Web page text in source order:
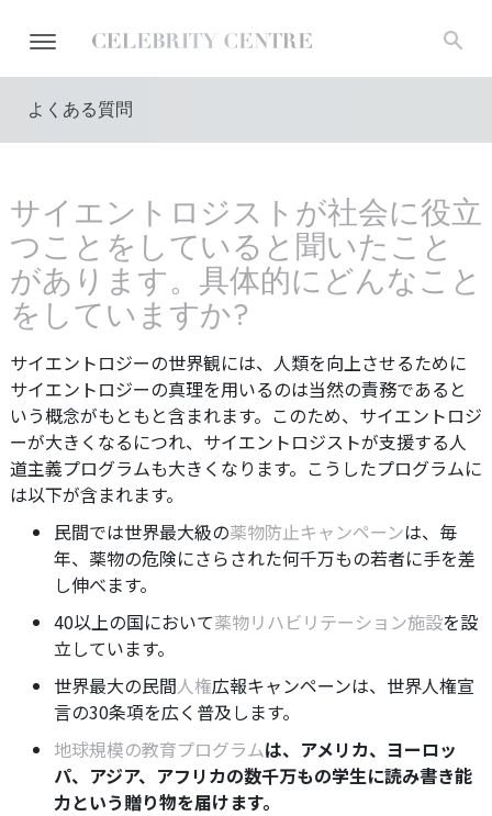
よくある質問
サイエントロジストが社会に役立
つことをしていると聞いたこと
があります。具体的にどんなこと
をしていますか?
サイエントロジーの世界観には、人類を向上させるために
サイエントロジーの真理を用いるのは当然の責務であると
いう概念がもともと含まれます。このため、サイエントロジ
ーが大きくなるにつれ、サイエントロジストが支援する人
道主義プログラムも大きくなります。こうしたプログラムに
は以下が含まれます。
民間では世界最大級の薬物防止キャンペーンは、毎
年、薬物の危険にさらされた何千万もの若者に手を差
し伸べます。
40以上の国において薬物リハビリテーション施設を設
立しています。
世界最大の民間人権広報キャンペーンは、世界人権宣
言の30条項を広く普及します。
地球規模の教育プログラムは、アメリカ、ヨーロッ
パ、アジア、アフリカの数千万もの学生に読み書き能
力という贈り物を届けます。